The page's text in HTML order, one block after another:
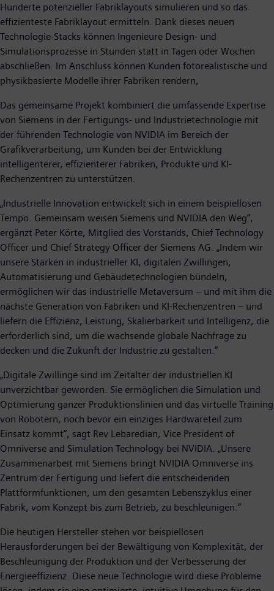
Hunderte potenzieller Fabriklayouts simulieren und so das
effizienteste Fabriklayout ermitteln. Dank dieses neuen
Technologie-Stacks können Ingenieure Design- und
Simulationsprozesse in Stunden statt in Tagen oder Wochen
abschließen. Im Anschluss können Kunden fotorealistische und
physikbasierte Modelle ihrer Fabriken rendern,
Das gemeinsame Projekt kombiniert die umfassende Expertise
von Siemens in der Fertigungs- und Industrietechnologie mit
der führenden Technologie von NVIDIA im Bereich der
Grafikverarbeitung, um Kunden bei der Entwicklung
intelligenterer, effizienterer Fabriken, Produkte und KI-
Rechenzentren zu unterstützen.
„Industrielle Innovation entwickelt sich in einem beispiellosen
Tempo. Gemeinsam weisen Siemens und NVIDIA den Weg“,
ergänzt Peter Körte, Mitglied des Vorstands, Chief Technology
Officer und Chief Strategy Officer der Siemens AG. „Indem wir
unsere Stärken in industrieller KI, digitalen Zwillingen,
Automatisierung und Gebäudetechnologien bündeln,
ermöglichen wir das industrielle Metaversum – und mit ihm die
nächste Generation von Fabriken und KI-Rechenzentren – und
liefern die Effizienz, Leistung, Skalierbarkeit und Intelligenz, die
erforderlich sind, um die wachsende globale Nachfrage zu
decken und die Zukunft der Industrie zu gestalten.“
„Digitale Zwillinge sind im Zeitalter der industriellen KI
unverzichtbar geworden. Sie ermöglichen die Simulation und
Optimierung ganzer Produktionslinien und das virtuelle Training
von Robotern, noch bevor ein einziges Hardwareteil zum
Einsatz kommt“, sagt Rev Lebaredian, Vice President of
Omniverse and Simulation Technology bei NVIDIA. „Unsere
Zusammenarbeit mit Siemens bringt NVIDIA Omniverse ins
Zentrum der Fertigung und liefert die entscheidenden
Plattformfunktionen, um den gesamten Lebenszyklus einer
Fabrik, vom Konzept bis zum Betrieb, zu beschleunigen.“
Die heutigen Hersteller stehen vor beispiellosen
Herausforderungen bei der Bewältigung von Komplexität, der
Beschleunigung der Produktion und der Verbesserung der
Energieeffizienz. Diese neue Technologie wird diese Probleme